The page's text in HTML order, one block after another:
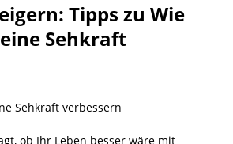
Tipps zu Wie
Sehkraft
ob Ihr Leben besser wäre mit